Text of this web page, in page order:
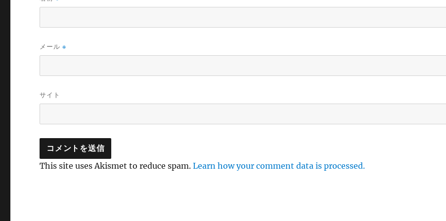
メール※
サイト
This site uses Akismet to reduce spam.Learn how your comment data is processed.